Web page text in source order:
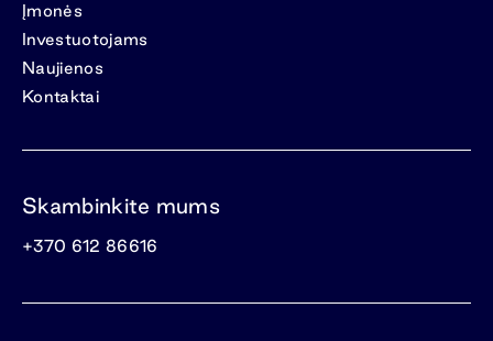
Įmonės
Investuotojams
Naujienos
Kontaktai
Skambinkite mums
+370 612 86616